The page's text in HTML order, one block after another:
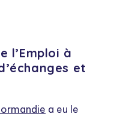
l’Emploi à
et
a eu le